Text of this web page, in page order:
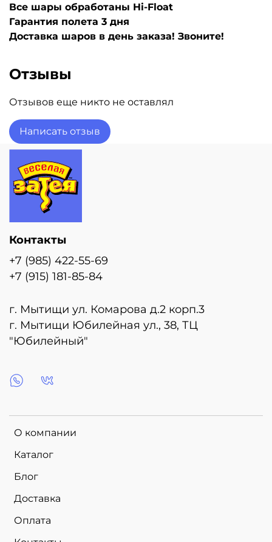
Все шары обработаны Hi-Float
Гарантия полета 3 дня
Доставка шаров в день заказа! Звоните!
Отзывы
Отзывов еще никто не оставлял
Написать отзыв
О компании
Каталог
Блог
Доставка
Оплата
Контакты
+7 (985) 422-55-69
+7 (915) 181-85-84
г. Мытищи ул. Комарова д.2 корп.3
г. Мытищи Юбилейная ул., 38, ТЦ
"Юбилейный"